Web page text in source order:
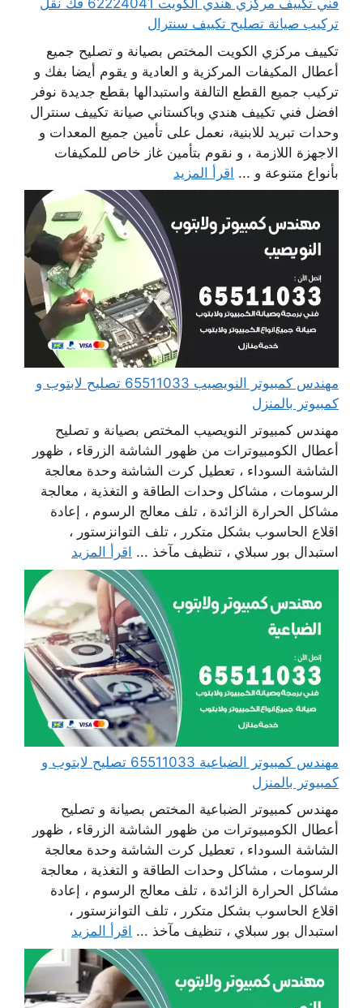
فني تكييف مركزي هندي الكويت 62224041 فك نقل
تركيب صيانة تصليح تكييف سنترال
تكييف مركزي الكويت المختص بصيانة و تصليح جميع
أعطال المكيفات المركزية و العادية و يقوم أيضا بفك و
تركيب جميع القطع التالفة واستبدالها بقطع جديدة نوفر
افضل فني تكييف هندي وباكستاني صيانة تكييف سنترال
وحدات تبريد للابنية، نعمل على تأمين جميع المعدات و
الاجهزة اللازمة ، و نقوم بتأمين غاز خاص للمكيفات
بأنواع متنوعة و ... اقرأ المزيد
مهندس كمبيوتر النويصيب 65511033 تصليح لابتوب و
كمبيوتر بالمنزل
مهندس كمبيوتر النويصيب المختص بصيانة و تصليح
أعطال الكومبيوترات من ظهور الشاشة الزرقاء ، ظهور
الشاشة السوداء ، تعطيل كرت الشاشة وحدة معالجة
الرسومات ، مشاكل وحدات الطاقة و التغذية ، معالجة
مشاكل الحرارة الزائدة ، تلف معالج الرسوم ، إعادة
اقلاع الحاسوب بشكل متكرر ، تلف التوانزستور ،
استبدال بور سبلاي ، تنظيف مآخذ ... اقرأ المزيد
مهندس كمبيوتر الضباعية 65511033 تصليح لابتوب و
كمبيوتر بالمنزل
مهندس كمبيوتر الضباعية المختص بصيانة و تصليح
أعطال الكومبيوترات من ظهور الشاشة الزرقاء ، ظهور
الشاشة السوداء ، تعطيل كرت الشاشة وحدة معالجة
الرسومات ، مشاكل وحدات الطاقة و التغذية ، معالجة
مشاكل الحرارة الزائدة ، تلف معالج الرسوم ، إعادة
اقلاع الحاسوب بشكل متكرر ، تلف التوانزستور ،
استبدال بور سبلاي ، تنظيف مآخذ ... اقرأ المزيد